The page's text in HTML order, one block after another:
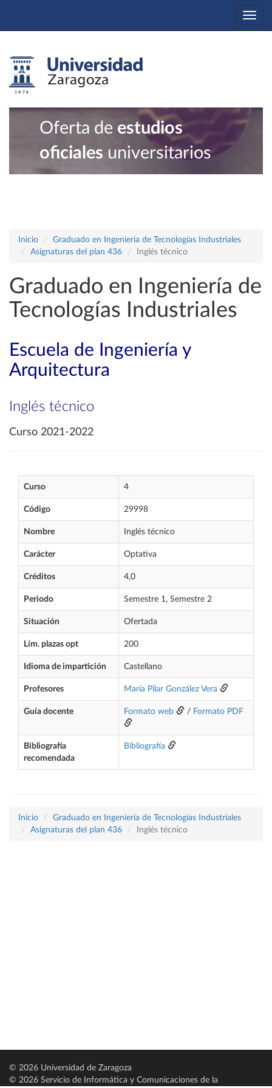
Oferta de estudios
oficiales universitarios
Inicio
Graduado en Ingeniería de Tecnologías Industriales
Asignaturas del plan 436
Inglés técnico
Graduado en Ingeniería de
Tecnologías Industriales
Escuela de Ingeniería y
Arquitectura
Inglés técnico
Curso 2021-2022
Curso 4
Código 29998
Nombre Inglés técnico
Carácter Optativa
Créditos 4,0
Periodo Semestre 1, Semestre 2
Situación Ofertada
Lím. plazas opt 200
Idioma de impartición Castellano
Profesores María Pilar González Vera
Guía docente Formato web / Formato PDF
Bibliografía
recomendada
Bibliografía
Inicio
Graduado en Ingeniería de Tecnologías Industriales
Asignaturas del plan 436
Inglés técnico
© 2026 Universidad de Zaragoza
© 2026 Servicio de Informática y Comunicaciones de la